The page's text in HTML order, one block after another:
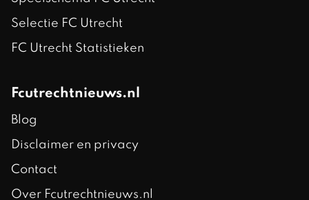
Selectie FC Utrecht
FC Utrecht Statistieken
Fcutrechtnieuws.nl
Blog
Disclaimer en privacy
Contact
Over Fcutrechtnieuws.nl